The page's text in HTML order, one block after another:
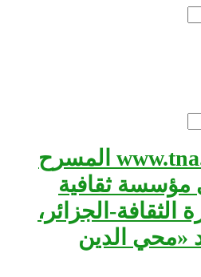
www.tna.dz المسرح
مؤسسة ثقافية
الثقافة-الجزائر،
«محي الدين